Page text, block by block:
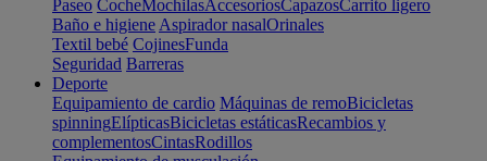
Paseo CocheMochilasAccesoriosCapazosCarrito ligero
Baño e higiene Aspirador nasalOrinales
Textil bebé CojinesFunda
Seguridad Barreras
Deporte
Equipamiento de cardio Máquinas de remoBicicletas
spinningElípticasBicicletas estáticasRecambios y
complementosCintasRodillos